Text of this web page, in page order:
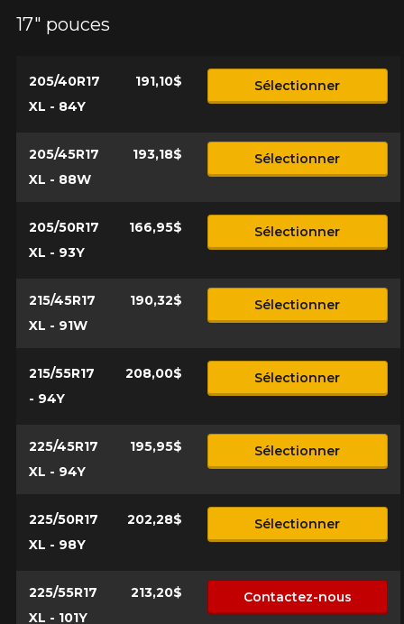
17" pouces
205/40R17
XL - 84Y
191,10$ Sélectionner
205/45R17
XL - 88W
193,18$ Sélectionner
205/50R17
XL - 93Y
166,95$ Sélectionner
215/45R17
XL - 91W
190,32$ Sélectionner
215/55R17
- 94Y
208,00$ Sélectionner
225/45R17
XL - 94Y
195,95$ Sélectionner
225/50R17
XL - 98Y
202,28$ Sélectionner
225/55R17
XL - 101Y
213,20$ Contactez-nous
Envoyer
*Attention cette dimension représente une possibilité
d'équipement pour votre véhicule, vous devez vérifier